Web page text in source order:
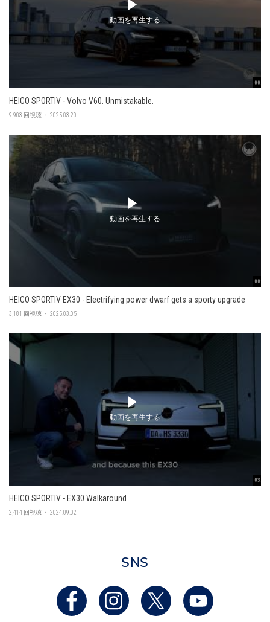
00:47
動画を再生する
HEICO SPORTIV - Volvo V60. Unmistakable.
9,903 回視聴 ・ 2025.03.20
00:48
動画を再生する
HEICO SPORTIV EX30 - Electrifying power dwarf gets a sporty upgrade
3,181 回視聴 ・ 2025.03.05
03:45
動画を再生する
HEICO SPORTIV - EX30 Walkaround
2,414 回視聴 ・ 2024.09.02
SNS